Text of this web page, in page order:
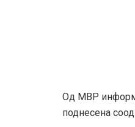
Од МВР
поднесена